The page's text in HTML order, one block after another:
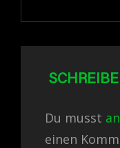
Du musst
einen